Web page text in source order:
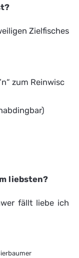
Zielfisches
zum Reinwisc
liebsten?
fällt liebe ich